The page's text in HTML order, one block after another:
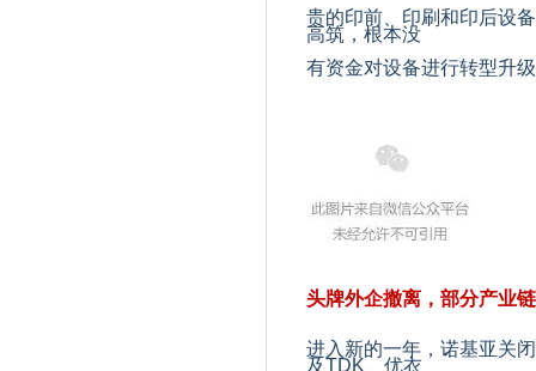
贵的印前、印刷和印后设
高筑，根本没
有资金对设备进行转型升
头牌外企撤离，部分产业
进入新的一年，诺基亚关
及TDK 、优衣